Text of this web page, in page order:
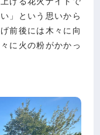
」という思いから
前後には木々に向
に火の粉がかかっ